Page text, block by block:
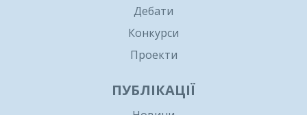
Дебати
Конкурси
Проекти
ПУБЛІКАЦІЇ